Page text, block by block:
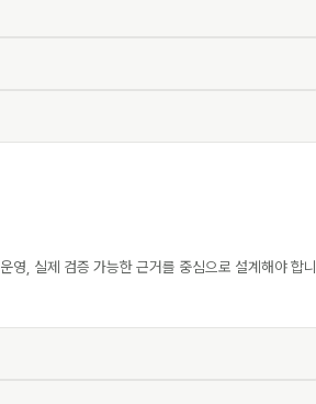
영, 실제 검증 가능한 근거를 중심으로 설계해야 합니